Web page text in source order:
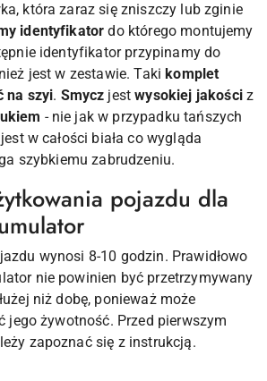
która zaraz się zniszczy lub zginie
identyfikator do którego montujemy
identyfikator przypinamy do
jest w zestawie. Takikomplet
na szyi. Smycz jestwysokiej jakościz
- nie jak w przypadku tańszych
w całości biała co wygląda
szybkiemu zabrudzeniu.
pojazdu dla
wynosi 8-10 godzin. Prawidłowo
nie powinien być przetrzymywany
niż dobę, ponieważ może
jego żywotność. Przed pierwszym
zapoznać się z instrukcją.